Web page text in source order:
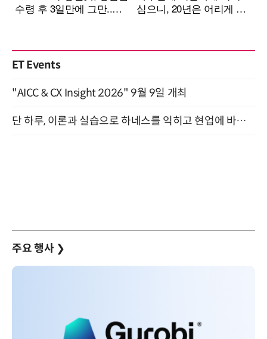
ET Events
"AICC & CX Insight 2026" 9월 9일 개최
단 하루, 이론과 실습으로 하네스를 익히고 현업에 바로 쓰는 핸즈온 워크숍 (8/20)
주요 행사 ❯